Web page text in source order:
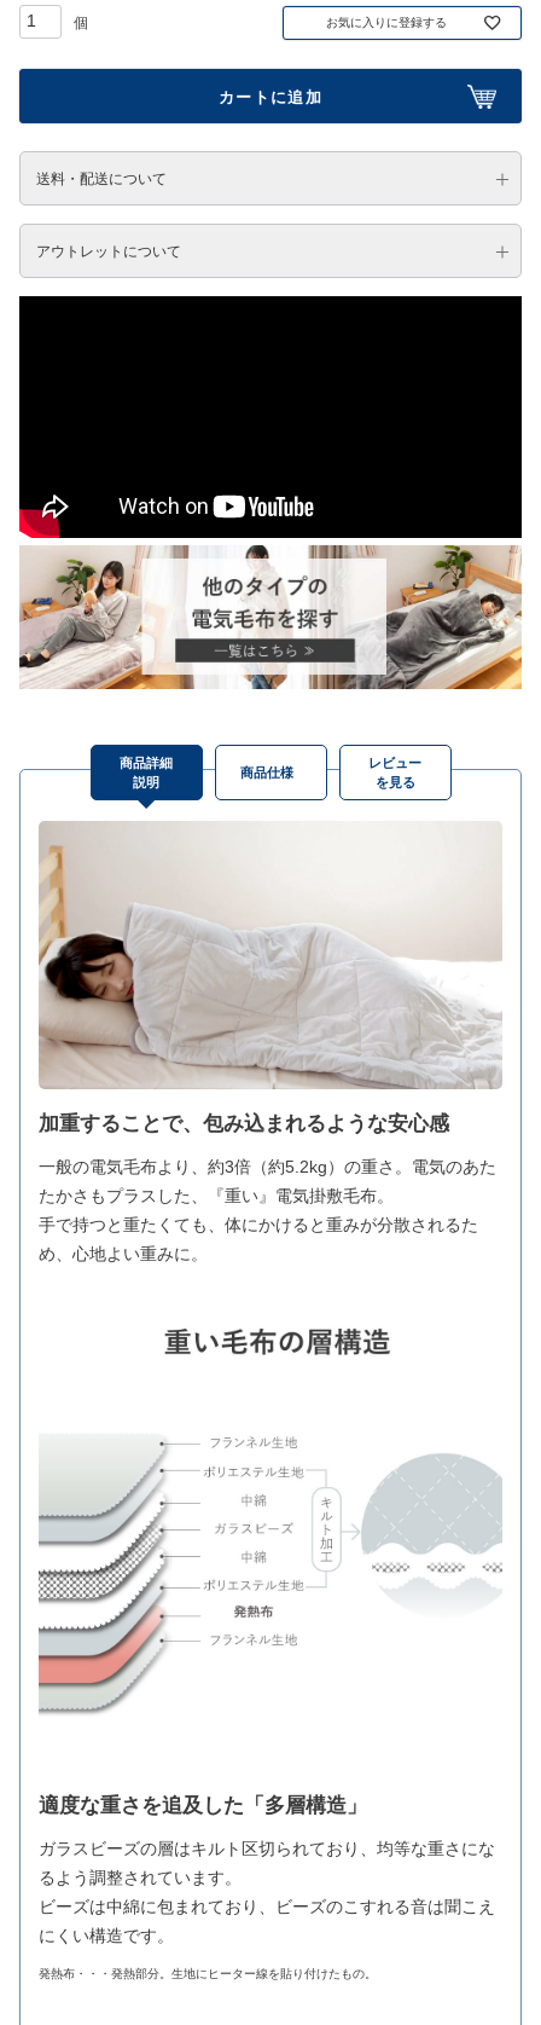
お気に入りに登録する
カートに追加
送料・配送について
アウトレットについて
商品詳細
説明
加重することで、包み込まれるような安心感
一般の電気毛布より、約3倍（約5.2kg）の重さ。電気のあた
たかさもプラスした、『重い』電気掛敷毛布。
手で持つと重たくても、体にかけると重みが分散されるた
め、心地よい重みに。
適度な重さを追及した「多層構造」
ガラスビーズの層はキルト区切られており、均等な重さにな
るよう調整されています。
ビーズは中綿に包まれており、ビーズのこすれる音は聞こえ
にくい構造です。
発熱布・・・発熱部分。生地にヒーター線を貼り付けたもの。
商品仕様
レビュー
を見る